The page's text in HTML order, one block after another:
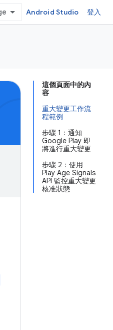
Android Studio 登入
這個頁面中的內
容
重大變更工作流
程範例
步驟 1：通知
Google Play 即
將進行重大變更
步驟 2：使用
Play Age Signals
API 監控重大變更
核准狀態